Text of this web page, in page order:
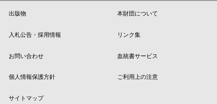
出版物 本財団について
入札公告・採用情報 リンク集
お問い合わせ 血統書サービス
個人情報保護方針 ご利用上の注意
サイトマップ